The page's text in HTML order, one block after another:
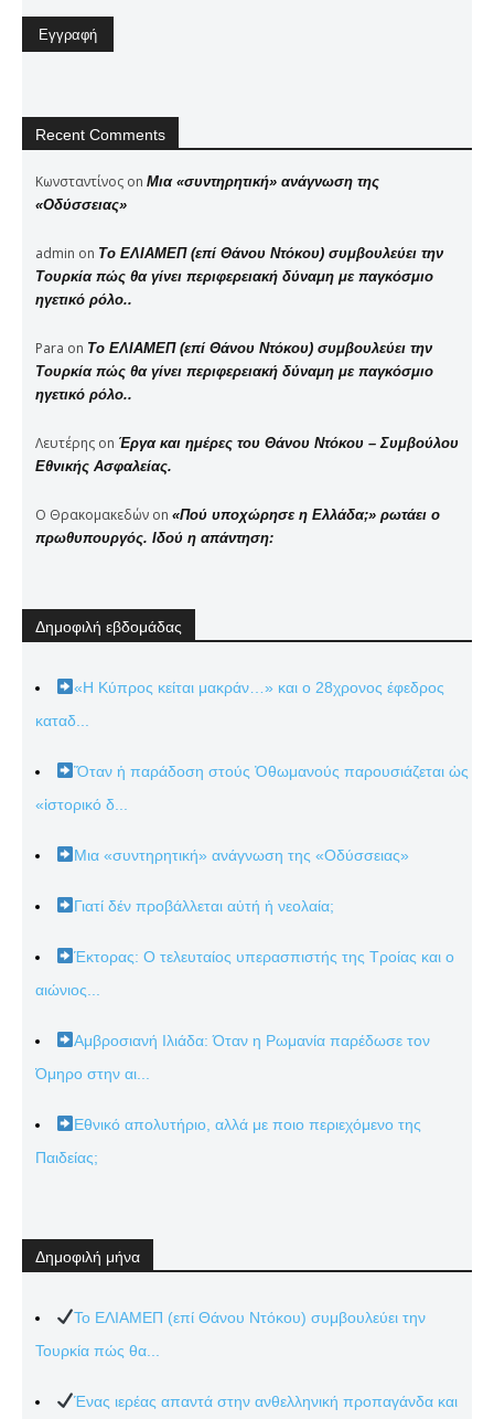
Recent Comments
Κωνσταντίνος on Μια «συντηρητική» ανάγνωση της
«Οδύσσειας»
admin on Το ΕΛΙΑΜΕΠ (επί Θάνου Ντόκου) συμβουλεύει την
Τουρκία πώς θα γίνει περιφερειακή δύναμη με παγκόσμιο
ηγετικό ρόλο..
Para on Το ΕΛΙΑΜΕΠ (επί Θάνου Ντόκου) συμβουλεύει την
Τουρκία πώς θα γίνει περιφερειακή δύναμη με παγκόσμιο
ηγετικό ρόλο..
Λευτέρης on Έργα και ημέρες του Θάνου Ντόκου – Συμβούλου
Εθνικής Ασφαλείας.
Ο Θρακομακεδών on «Πού υποχώρησε η Ελλάδα;» ρωτάει ο
πρωθυπουργός. Ιδού η απάντηση:
Δημοφιλή εβδομάδας
«Η Κύπρος κείται μακράν…» και ο 28χρονος έφεδρος
καταδ...
Ὅταν ἡ παράδοση στούς Ὀθωμανούς παρουσιάζεται ὡς
«ἱστορικό δ...
Μια «συντηρητική» ανάγνωση της «Οδύσσειας»
Γιατί δέν προβάλλεται αὐτή ἡ νεολαία;
Έκτορας: Ο τελευταίος υπερασπιστής της Τροίας και ο
αιώνιος...
Αμβροσιανή Ιλιάδα: Όταν η Ρωμανία παρέδωσε τον
Όμηρο στην αι...
Εθνικό απολυτήριο, αλλά με ποιο περιεχόμενο της
Παιδείας;
Δημοφιλή μήνα
Το ΕΛΙΑΜΕΠ (επί Θάνου Ντόκου) συμβουλεύει την
Τουρκία πώς θα...
Ένας ιερέας απαντά στην ανθελληνική προπαγάνδα και